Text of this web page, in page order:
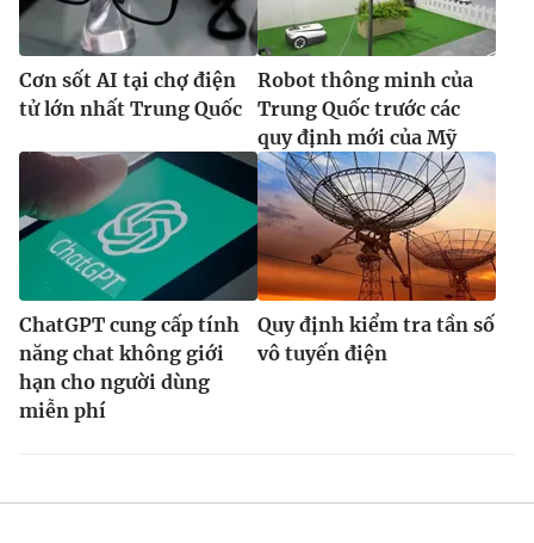
Cơn sốt AI tại chợ điện
tử lớn nhất Trung Quốc
Robot thông minh của
Trung Quốc trước các
quy định mới của Mỹ
ChatGPT cung cấp tính
năng chat không giới
hạn cho người dùng
miễn phí
Quy định kiểm tra tần số
vô tuyến điện